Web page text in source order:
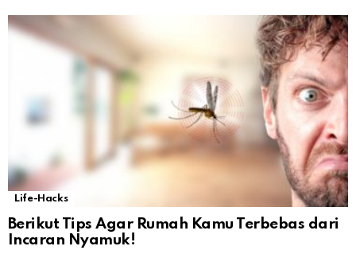
Life-Hacks
Berikut Tips Agar Rumah Kamu Terbebas dari
Incaran Nyamuk!